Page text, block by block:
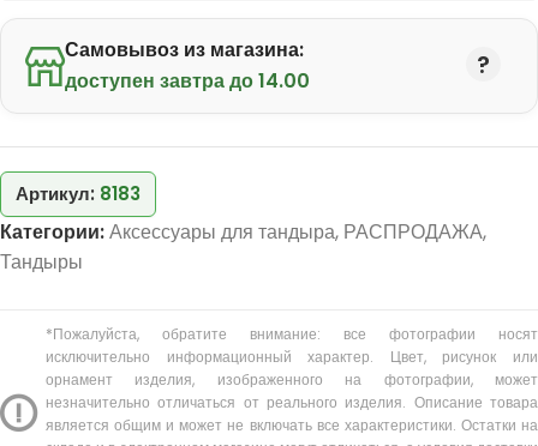
Самовывоз из магазина:
доступен завтра до 14.00
Артикул: 8183
Категории:Аксессуары для тандыра, РАСПРОДАЖА,
Тандыры
*Пожалуйста, обратите внимание: все фотографии носят
исключительно информационный характер. Цвет, рисунок или
орнамент изделия, изображенного на фотографии, может
незначительно отличаться от реального изделия. Описание товара
является общим и может не включать все характеристики. Остатки на